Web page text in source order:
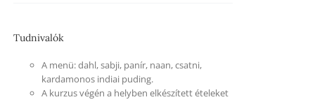
Tudnivalók
A menü: dahl, sabji, panír, naan, csatni,
kardamonos indiai puding.
A kurzus végén a helyben elkészített ételeket